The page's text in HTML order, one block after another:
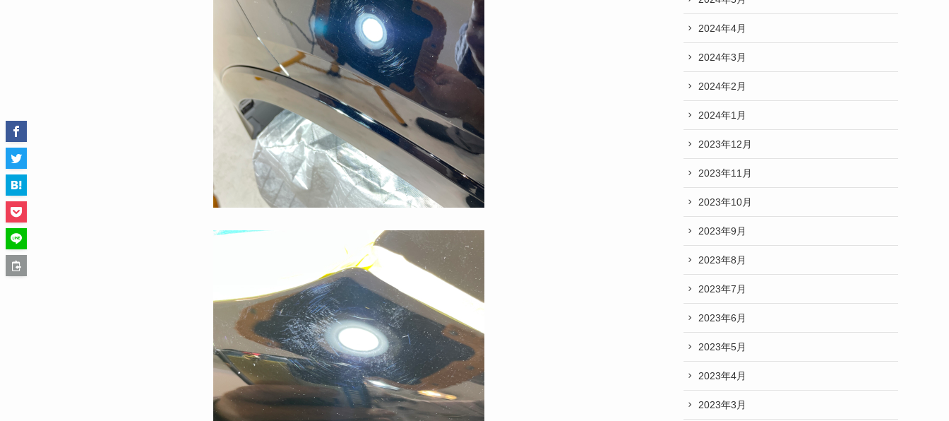
2024年4月
2024年3月
2024年2月
2024年1月
2023年12月
2023年11月
2023年10月
2023年9月
2023年8月
2023年7月
2023年6月
2023年5月
2023年4月
2023年3月